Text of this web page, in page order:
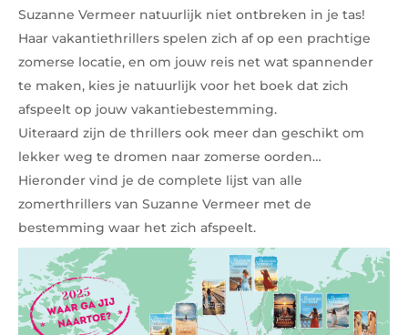
Suzanne Vermeer natuurlijk niet ontbreken in je tas!
Haar vakantiethrillers spelen zich af op een prachtige
zomerse locatie, en om jouw reis net wat spannender
te maken, kies je natuurlijk voor het boek dat zich
afspeelt op jouw vakantiebestemming.
Uiteraard zijn de thrillers ook meer dan geschikt om
lekker weg te dromen naar zomerse oorden…
Hieronder vind je de complete lijst van alle
zomerthrillers van Suzanne Vermeer met de
bestemming waar het zich afspeelt.